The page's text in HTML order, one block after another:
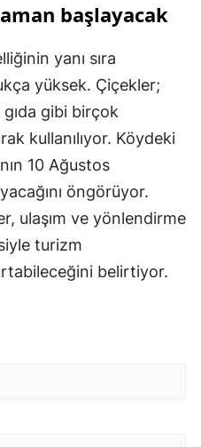
başlayacak
yanı sıra
yüksek. Çiçekler;
gibi birçok
kullanılıyor. Köydeki
10 Ağustos
öngörüyor.
ulaşım ve yönlendirme
turizm
belirtiyor.